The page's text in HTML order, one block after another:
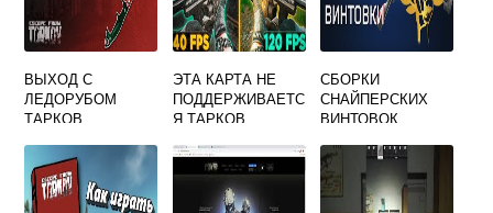
ВЫХОД С
ЛЕДОРУБОМ
ТАРКОВ
ЭТА КАРТА НЕ
ПОДДЕРЖИВАЕТС
Я ТАРКОВ
СБОРКИ
СНАЙПЕРСКИХ
ВИНТОВОК